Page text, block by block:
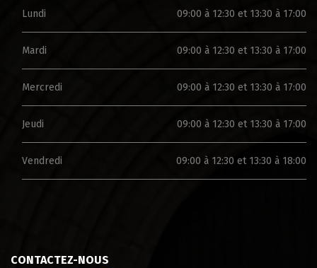
Lundi 09:00 à 12:30 et 13:30 à 17:00
Mardi 09:00 à 12:30 et 13:30 à 17:00
Mercredi 09:00 à 12:30 et 13:30 à 17:00
Jeudi 09:00 à 12:30 et 13:30 à 17:00
Vendredi 09:00 à 12:30 et 13:30 à 18:00
CONTACTEZ-NOUS